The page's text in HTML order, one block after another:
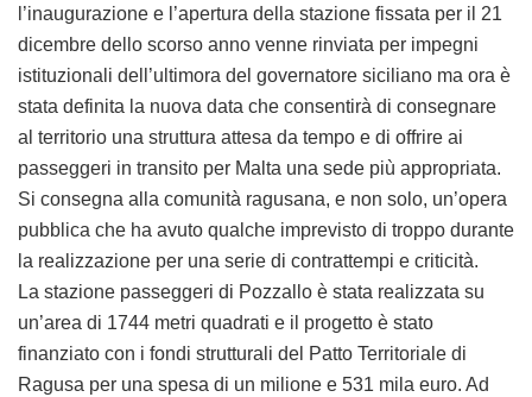
l’inaugurazione e l’apertura della stazione fissata per il 21
dicembre dello scorso anno venne rinviata per impegni
istituzionali dell’ultimora del governatore siciliano ma ora è
stata definita la nuova data che consentirà di consegnare
al territorio una struttura attesa da tempo e di offrire ai
passeggeri in transito per Malta una sede più appropriata.
Si consegna alla comunità ragusana, e non solo, un’opera
pubblica che ha avuto qualche imprevisto di troppo durante
la realizzazione per una serie di contrattempi e criticità.
La stazione passeggeri di Pozzallo è stata realizzata su
un’area di 1744 metri quadrati e il progetto è stato
finanziato con i fondi strutturali del Patto Territoriale di
Ragusa per una spesa di un milione e 531 mila euro. Ad